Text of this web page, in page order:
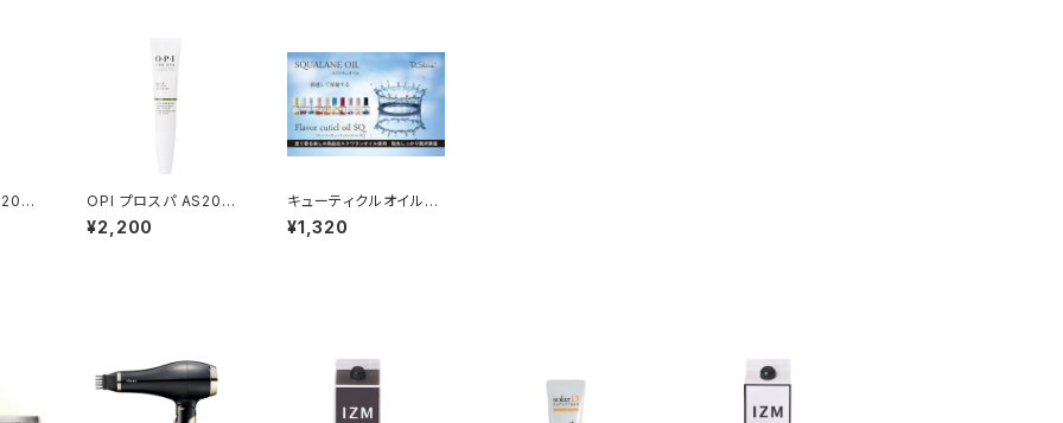
OPI プロスパ AS203
プロスパ ネイル＆キュ
ーティクルオイル トゥゴ
¥2,200
キューティクルオイルS
Q
¥1,320